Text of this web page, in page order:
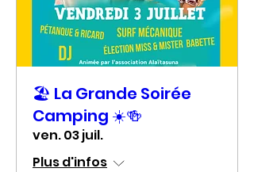
🏖️ La Grande Soirée
Camping ☀️🍻
ven. 03 juil.
Plus d'infos